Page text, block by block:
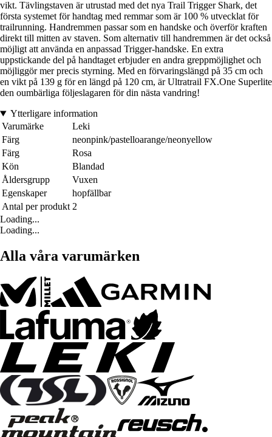
vikt. Tävlingstaven är utrustad med det nya Trail Trigger Shark, det
första systemet för handtag med remmar som är 100 % utvecklat för
trailrunning. Handremmen passar som en handske och överför kraften
direkt till mitten av staven. Som alternativ till handremmen är det också
möjligt att använda en anpassad Trigger-handske. En extra
uppstickande del på handtaget erbjuder en andra greppmöjlighet och
möjliggör mer precis styrning. Med en förvaringslängd på 35 cm och
en vikt på 139 g för en längd på 120 cm, är Ultratrail FX.One Superlite
den oumbärliga följeslagaren för din nästa vandring!
Ytterligare information
Varumärke
Leki
Färg
neonpink/pastelloarange/neonyellow
Färg
Rosa
Kön
Blandad
Åldersgrupp
Vuxen
Egenskaper
hopfällbar
Antal per produkt 2
Loading...
Loading...
Alla våra varumärken